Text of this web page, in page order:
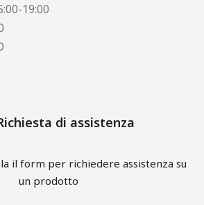
19:00
di assistenza
il form per richiedere assistenza su
un prodotto